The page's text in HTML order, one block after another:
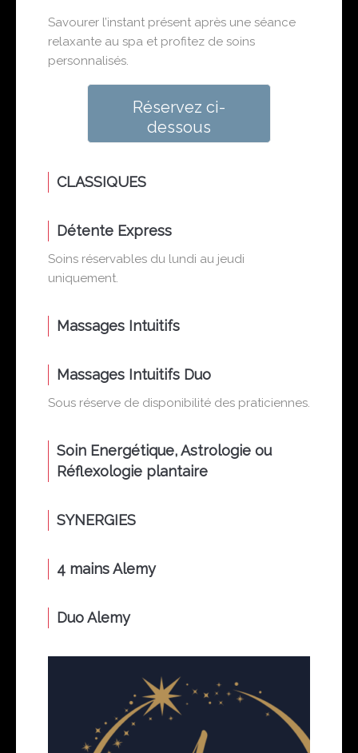
Savourer l’instant présent après une séance
relaxante au spa et profitez de soins
personnalisés.
Réservez ci-
dessous
CLASSIQUES
Détente Express
Soins réservables du lundi au jeudi
uniquement.
Massages Intuitifs
Massages Intuitifs Duo
Sous réserve de disponibilité des praticiennes.
Soin Energétique, Astrologie ou
Réflexologie plantaire
SYNERGIES
4 mains Alemy
Duo Alemy